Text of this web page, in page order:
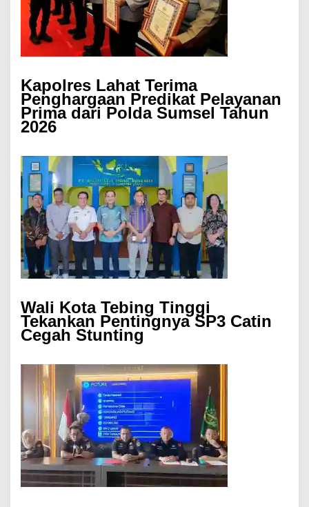
Kapolres Lahat Terima
Penghargaan Predikat Pelayanan
Prima dari Polda Sumsel Tahun
2026
Wali Kota Tebing Tinggi
Tekankan Pentingnya SP3 Catin
Cegah Stunting